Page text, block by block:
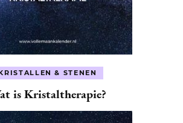
& STENEN
is Kristaltherapie?